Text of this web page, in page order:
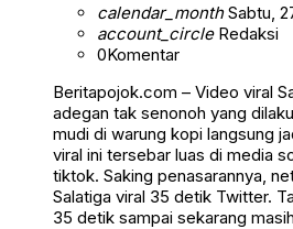
calendar_monthSabtu,
account_circleRedaksi
0Komentar
Beritapojok.com – Video viral
adegan tak senonoh yang
mudi di warung kopi langsung
viral ini tersebar luas di media
tiktok. Saking penasarannya,
Salatiga viral 35 detik Twitter.
35 detik sampai sekarang